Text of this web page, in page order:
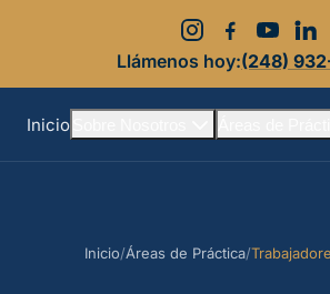
Llámenos hoy:(248)
Inicio
Inicio/Áreas de Práctica/